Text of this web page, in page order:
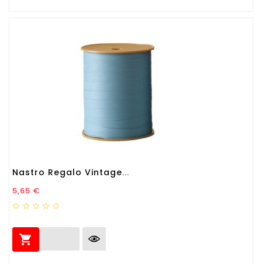
Nastro Regalo Vintage...
Prezzo
5,65 €
